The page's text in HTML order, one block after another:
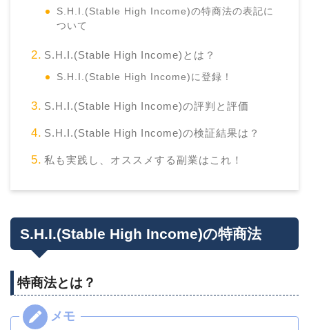
S.H.I.(Stable High Income)の特商法の表記に
ついて
S.H.I.(Stable High Income)とは？
S.H.I.(Stable High Income)に登録！
S.H.I.(Stable High Income)の評判と評価
S.H.I.(Stable High Income)の検証結果は？
私も実践し、オススメする副業はこれ！
S.H.I.(Stable High Income)の特商法
特商法とは？